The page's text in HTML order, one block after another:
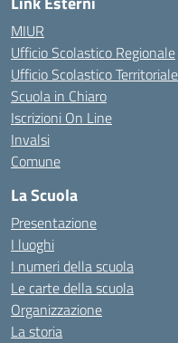
MIUR
Ufficio Scolastico Regionale
Ufficio Scolastico Territoriale
Scuola in Chiaro
Iscrizioni On Line
Invalsi
Comune
La Scuola
Presentazione
I luoghi
I numeri della scuola
Le carte della scuola
Organizzazione
La storia